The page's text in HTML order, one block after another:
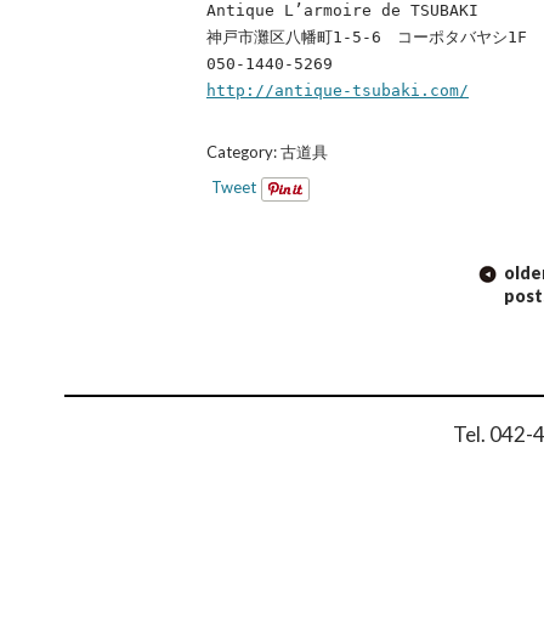
Antique L’armoire de TSUBAKI
神戸市灘区八幡町1-5-6 コーポタバヤシ1F
050-1440-5269
http://antique-tsubaki.com/
Category:古道具
Tweet
Tel. 042-